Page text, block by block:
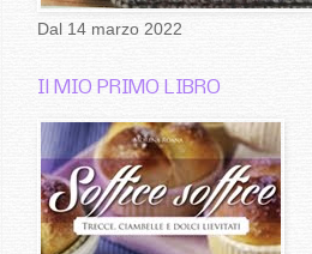
Dal 14 marzo 2022
Il MIO PRIMO LIBRO